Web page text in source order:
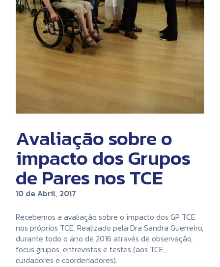
Avaliação sobre o
impacto dos Grupos
de Pares nos TCE
10 de Abril, 2017
Recebemos a avaliação sobre o impacto dos GP TCE
nos próprios TCE. Realizado pela Dra Sandra Guerreiro,
durante todo o ano de 2016 através de observação,
focus grupos, entrevistas e testes (aos TCE,
cuidadores e coordenadores).